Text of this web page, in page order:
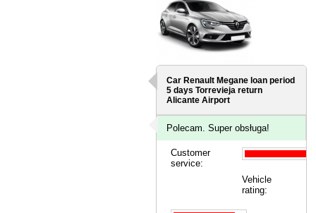
Car Renault Megane loan period
5 daysTorrevieja return
Alicante Airport
Polecam. Super obsługa!
Customer
service:
Vehicle
rating: